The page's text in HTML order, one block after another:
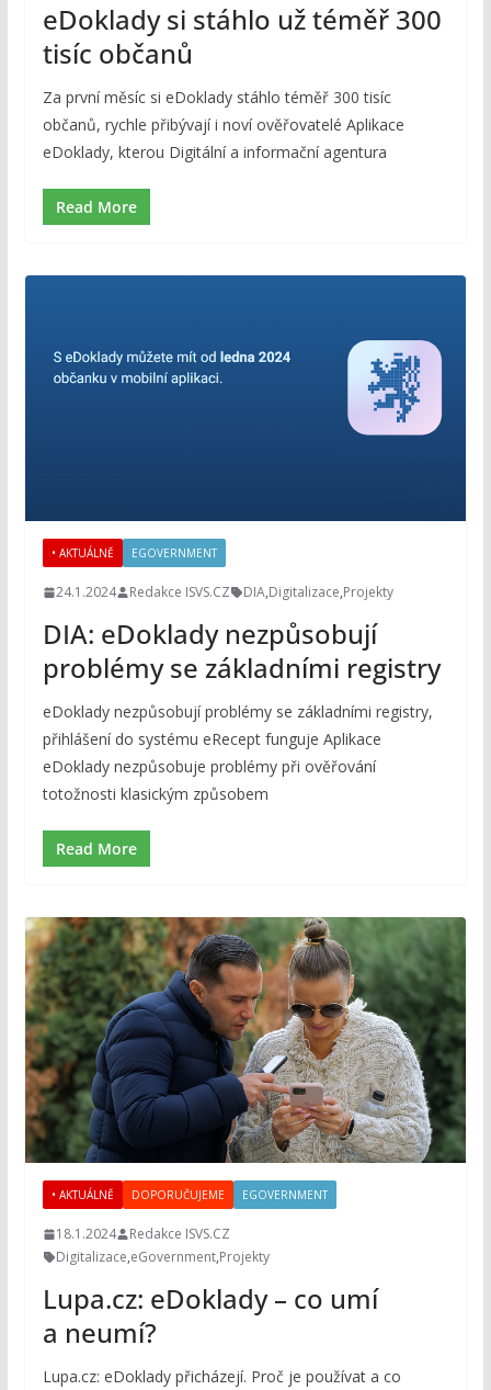
eDoklady si stáhlo už téměř 300
tisíc občanů
Za první měsíc si eDoklady stáhlo téměř 300 tisíc
občanů, rychle přibývají i noví ověřovatelé Aplikace
eDoklady, kterou Digitální a informační agentura
Read More
• AKTUÁLNĚ EGOVERNMENT
24.1.2024 Redakce ISVS.CZ DIA,Digitalizace,Projekty
DIA: eDoklady nezpůsobují
problémy se základními registry
eDoklady nezpůsobují problémy se základními registry,
přihlášení do systému eRecept funguje Aplikace
eDoklady nezpůsobuje problémy při ověřování
totožnosti klasickým způsobem
Read More
• AKTUÁLNĚ DOPORUČUJEME EGOVERNMENT
18.1.2024
Redakce ISVS.CZ
Digitalizace,eGovernment,Projekty
Lupa.cz: eDoklady – co umí
a neumí?
Lupa.cz: eDoklady přicházejí. Proč je používat a co